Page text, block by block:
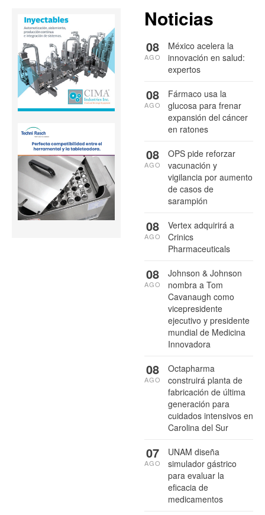
Noticias
México acelera la
innovación en salud:
expertos
08
AGO
Fármaco usa la
glucosa para frenar
expansión del cáncer
en ratones
08
AGO
OPS pide reforzar
vacunación y
vigilancia por aumento
de casos de
sarampión
08
AGO
Vertex adquirirá a
Crinics
Pharmaceuticals
08
AGO
Johnson & Johnson
nombra a Tom
Cavanaugh como
vicepresidente
ejecutivo y presidente
mundial de Medicina
Innovadora
08
AGO
Octapharma
construirá planta de
fabricación de última
generación para
cuidados intensivos en
Carolina del Sur
08
AGO
UNAM diseña
simulador gástrico
para evaluar la
eficacia de
medicamentos
07
AGO